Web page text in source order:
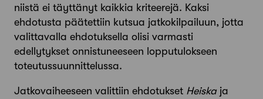
niistä ei täyttänyt kaikkia kriteerejä. Kaksi
ehdotusta päätettiin kutsua jatkokilpailuun, jotta
valittavalla ehdotuksella olisi varmasti
edellytykset onnistuneeseen lopputulokseen
toteutussuunnittelussa.
Jatkovaiheeseen valittiin ehdotukset Heiska ja